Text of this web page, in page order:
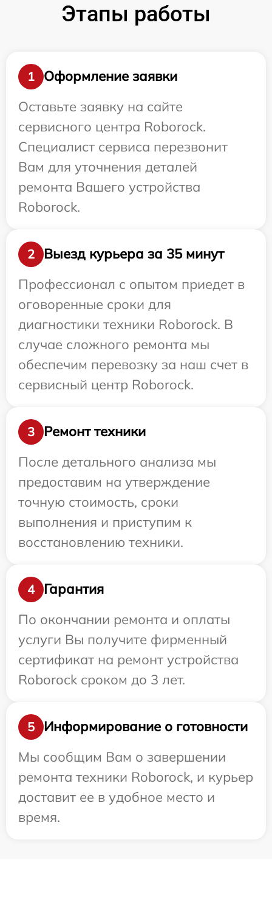
Этапы работы
1
Оформление заявки
Оставьте заявку на сайте
сервисного центра Roborock.
Специалист сервиса перезвонит
Вам для уточнения деталей
ремонта Вашего устройства
Roborock.
2
Выезд курьера за 35 минут
Профессионал с опытом приедет в
оговоренные сроки для
диагностики техники Roborock. В
случае сложного ремонта мы
обеспечим перевозку за наш счет в
сервисный центр Roborock.
3
Ремонт техники
После детального анализа мы
предоставим на утверждение
точную стоимость, сроки
выполнения и приступим к
восстановлению техники.
4
Гарантия
По окончании ремонта и оплаты
услуги Вы получите фирменный
сертификат на ремонт устройства
Roborock сроком до 3 лет.
5
Информирование о готовности
Мы сообщим Вам о завершении
ремонта техники Roborock, и курьер
доставит ее в удобное место и
время.